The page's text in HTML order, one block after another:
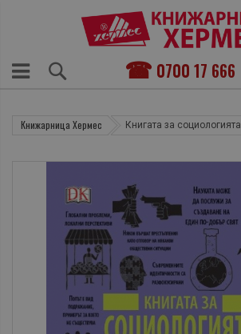
0700 17 666
Книжарница Хермес Книгата за социологията